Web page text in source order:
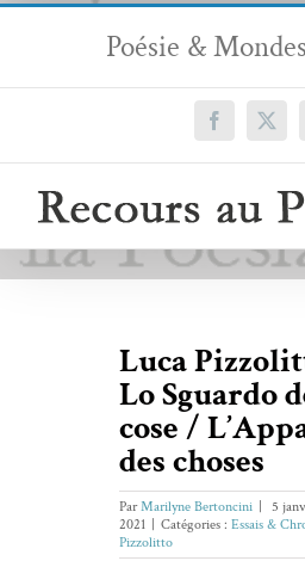
Passer
contenu
Poésie &
Facebook
X
Luca
Lo Sguardo
cose /
des choses
ParMarilyne Bertoncini
5
2021
Catégories : Essais &
Pizzolitto